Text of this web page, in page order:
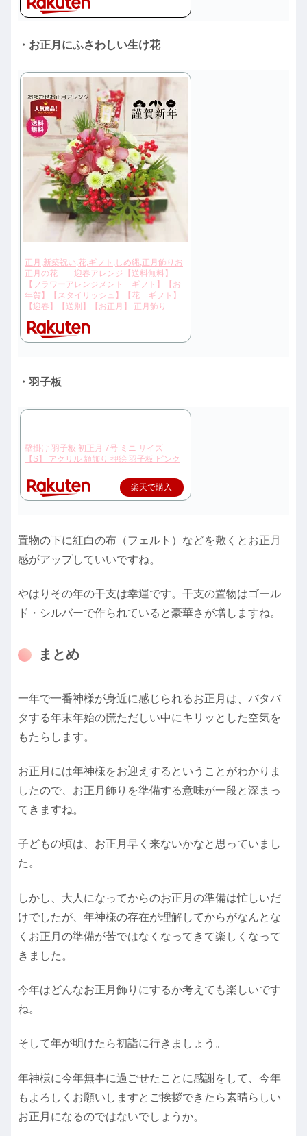
・お正月にふさわしい生け花
正月,新築祝い,花,ギフト,しめ縄,正月飾りお
正月の花 迎春アレンジ【送料無料】
【フラワーアレンジメント ギフト】【お
年賀】【スタイリッシュ】【花 ギフト】
【迎春】【送別】【お正月】 正月飾り
・羽子板
壁掛け 羽子板 初正月 7号 ミニ サイズ
【S】 アクリル 額飾り 押絵 羽子板 ピンク
楽天で購入
置物の下に紅白の布（フェルト）などを敷くとお正月
感がアップしていいですね。
やはりその年の干支は幸運です。干支の置物はゴール
ド・シルバーで作られていると豪華さが増しますね。
まとめ
一年で一番神様が身近に感じられるお正月は、バタバ
タする年末年始の慌ただしい中にキリッとした空気を
もたらします。
お正月には年神様をお迎えするということがわかりま
したので、お正月飾りを準備する意味が一段と深まっ
てきますね。
子どもの頃は、お正月早く来ないかなと思っていまし
た。
しかし、大人になってからのお正月の準備は忙しいだ
けでしたが、年神様の存在が理解してからがなんとな
くお正月の準備が苦ではなくなってきて楽しくなって
きました。
今年はどんなお正月飾りにするか考えても楽しいです
ね。
そして年が明けたら初詣に行きましょう。
年神様に今年無事に過ごせたことに感謝をして、今年
もよろしくお願いしますとご挨拶できたら素晴らしい
お正月になるのではないでしょうか。